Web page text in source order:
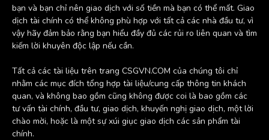
bạn và bạn chỉ nên giao dịch với số tiền mà bạn có thể mất. Giao
dịch tài chính có thể không phù hợp với tất cả các nhà đầu tư, vì
vậy hãy đảm bảo rằng bạn hiểu đầy đủ các rủi ro liên quan và tìm
kiếm lời khuyên độc lập nếu cần.
Tất cả các tài liệu trên trang CSGVN.COM của chúng tôi chỉ
nhằm các mục đích tổng hợp tài liệu/cung cấp thông tin khách
quan, và không bao gồm cũng không được coi là bao gồm các
tư vấn tài chính, đầu tư, giao dịch, khuyến nghị giao dịch, một lời
chào mời, hoặc là một sự xúi giục giao dịch các sản phẩm tài
chính.